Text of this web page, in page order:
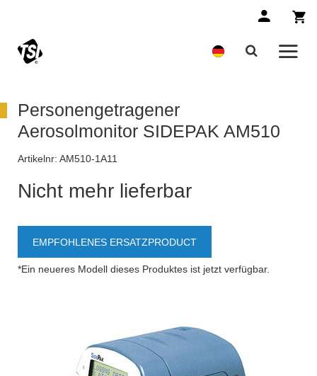
Personengetragener
Aerosolmonitor SIDEPAK AM510
Artikelnr: AM510-1A11
Nicht mehr lieferbar
EMPFOHLENES ERSATZPRODUCT
*Ein neueres Modell dieses Produktes ist jetzt verfügbar.